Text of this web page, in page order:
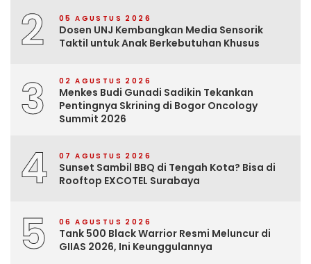
2 05 AGUSTUS 2026
Dosen UNJ Kembangkan Media Sensorik
Taktil untuk Anak Berkebutuhan Khusus
3 02 AGUSTUS 2026
Menkes Budi Gunadi Sadikin Tekankan
Pentingnya Skrining di Bogor Oncology
Summit 2026
4 07 AGUSTUS 2026
Sunset Sambil BBQ di Tengah Kota? Bisa di
Rooftop EXCOTEL Surabaya
5 06 AGUSTUS 2026
Tank 500 Black Warrior Resmi Meluncur di
GIIAS 2026, Ini Keunggulannya